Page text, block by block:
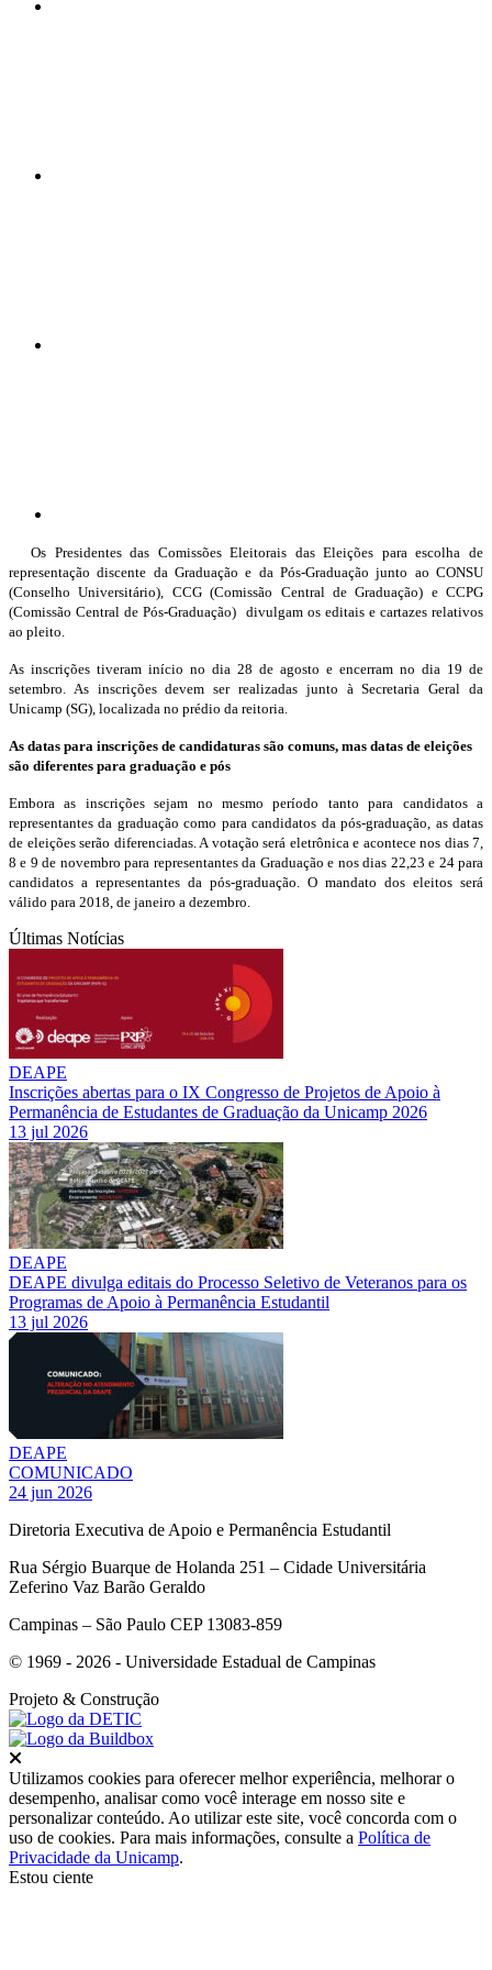
Os Presidentes das Comissões Eleitorais das Eleições para escolha de
representação discente da Graduação e da Pós-Graduação junto ao CONSU
(Conselho Universitário), CCG (Comissão Central de Graduação) e CCPG
(Comissão Central de Pós-Graduação) divulgam os editais e cartazes relativos
ao pleito.
As inscrições tiveram início no dia 28 de agosto e encerram no dia 19 de
setembro. As inscrições devem ser realizadas junto à Secretaria Geral da
Unicamp (SG), localizada no prédio da reitoria.
As datas para inscrições de candidaturas são comuns, mas datas de eleições
são diferentes para graduação e pós
Embora as inscrições sejam no mesmo período tanto para candidatos a
representantes da graduação como para candidatos da pós-graduação, as datas
de eleições serão diferenciadas. A votação será eletrônica e acontece nos dias 7,
8 e 9 de novembro para representantes da Graduação e nos dias 22,23 e 24 para
candidatos a representantes da pós-graduação. O mandato dos eleitos será
válido para 2018, de janeiro a dezembro.
Últimas Notícias
DEAPE
Inscrições abertas para o IX Congresso de Projetos de Apoio à
Permanência de Estudantes de Graduação da Unicamp 2026
13 jul 2026
DEAPE
DEAPE divulga editais do Processo Seletivo de Veteranos para os
Programas de Apoio à Permanência Estudantil
13 jul 2026
DEAPE
COMUNICADO
24 jun 2026
Diretoria Executiva de Apoio e Permanência Estudantil
Rua Sérgio Buarque de Holanda 251 – Cidade Universitária
Zeferino Vaz Barão Geraldo
Campinas – São Paulo CEP 13083-859
© 1969 - 2026 - Universidade Estadual de Campinas
Projeto & Construção
Utilizamos cookies para oferecer melhor experiência, melhorar o
desempenho, analisar como você interage em nosso site e
personalizar conteúdo. Ao utilizar este site, você concorda com o
uso de cookies. Para mais informações, consulte a Política de
Privacidade da Unicamp.
Estou ciente